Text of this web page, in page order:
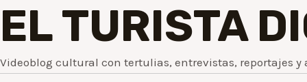
EL TURISTA
Videoblog cultural con tertulias, entrevistas, reportajes y